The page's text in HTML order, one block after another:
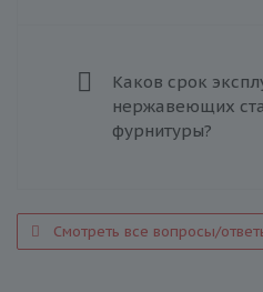
Каков срок
нержавеющих
фурнитуры?
Смотреть все вопросы/